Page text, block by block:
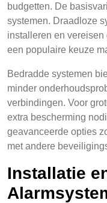
budgetten. De
systemen. Draadloze
installeren en
een populaire keuze
Bedradde systemen
minder
verbindingen. Voor
extra bescherming
geavanceerde opties
met andere
Installatie